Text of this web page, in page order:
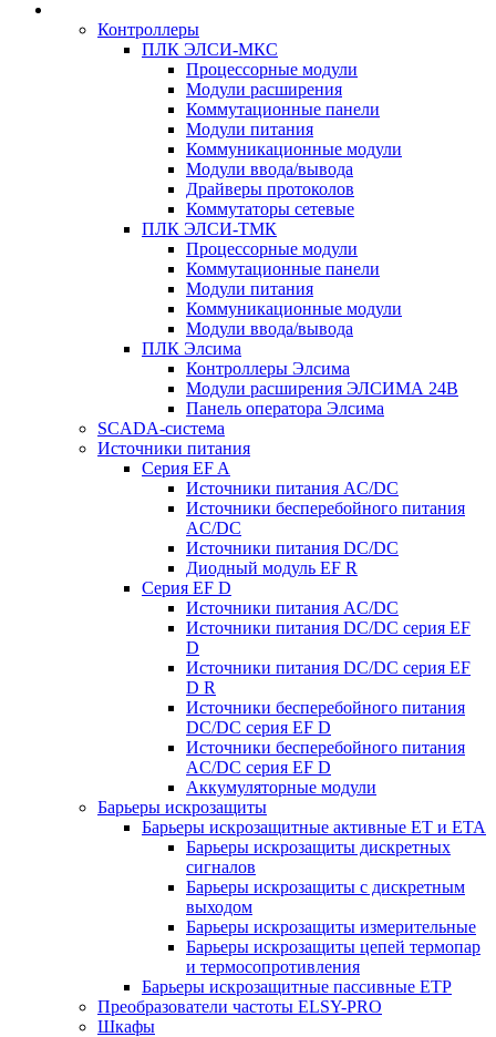
Контроллеры
ПЛК ЭЛСИ-МКС
Процессорные модули
Модули расширения
Коммутационные панели
Модули питания
Коммуникационные модули
Модули ввода/вывода
Драйверы протоколов
Коммутаторы сетевые
ПЛК ЭЛСИ-ТМК
Процессорные модули
Коммутационные панели
Модули питания
Коммуникационные модули
Модули ввода/вывода
ПЛК Элсима
Контроллеры Элсима
Модули расширения ЭЛСИМА 24В
Панель оператора Элсима
SCADA-система
Источники питания
Серия EF A
Источники питания AC/DC
Источники бесперебойного питания
AC/DC
Источники питания DC/DC
Диодный модуль EF R
Серия EF D
Источники питания AC/DC
Источники питания DC/DC серия EF
D
Источники питания DC/DC серия EF
D R
Источники бесперебойного питания
DC/DC серия EF D
Источники бесперебойного питания
AC/DC серия EF D
Аккумуляторные модули
Барьеры искрозащиты
Барьеры искрозащитные активные ET и ETA
Барьеры искрозащиты дискретных
сигналов
Барьеры искрозащиты с дискретным
выходом
Барьеры искрозащиты измерительные
Барьеры искрозащиты цепей термопар
и термосопротивления
Барьеры искрозащитные пассивные ЕТР
Преобразователи частоты ELSY-PRO
Шкафы